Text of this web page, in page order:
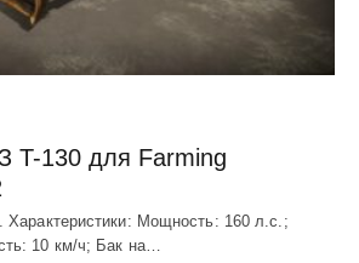
T-130 для Farming
Мощноcть: 160 л.c.;
10 км/ч; Бак на…